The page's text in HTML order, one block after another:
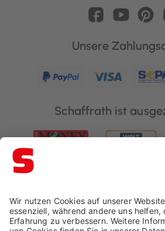
Unsere
Schaffrath ist